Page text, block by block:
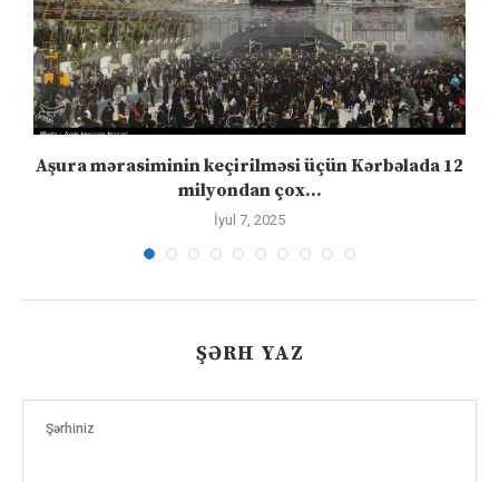
Aşura mərasiminin keçirilməsi üçün Kərbəlada 12
milyondan çox...
İyul 7, 2025
ŞƏRH YAZ